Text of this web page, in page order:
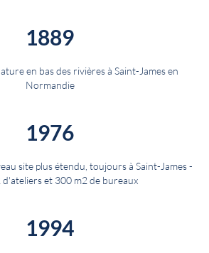
1889
en bas des rivières à Saint-James en
Normandie
1976
site plus étendu, toujours à Saint-James -
d'ateliers et 300 m2 de bureaux
1994